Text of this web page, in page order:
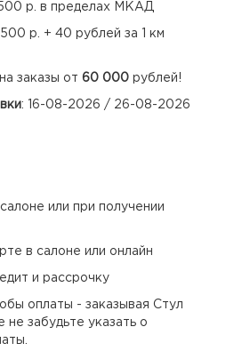
р. в пределах МКАД
р. + 40 рублей за 1 км
заказы от 60 000 рублей!
: 16-08-2026 / 26-08-2026
или при получении
в салоне или онлайн
и рассрочку
оплаты - заказывая Стул
забудьте указать о